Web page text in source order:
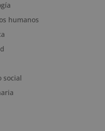
humanos
social